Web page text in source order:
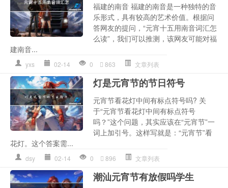
福建的南音 福建的南音是一种独特的音
乐形式，具有较高的艺术价值。根据问
答网友的提问，“元宵十五用南音词汇怎
么读”，我们可以推测，该网友可能对福
建南音...
yxs 02-14 0 863 文章列表
灯是元宵节的节日符号
元宵节看花灯中间有标点符号吗? 关
于“元宵节看花灯中间有标点符号
吗？”这个问题，其实应该在“元宵节”一
词上加引号。这样写就是：“元宵节”看
花灯。这个答案需...
dsy 02-14 0 896 文章列表
潮汕元宵节有放假吗学生